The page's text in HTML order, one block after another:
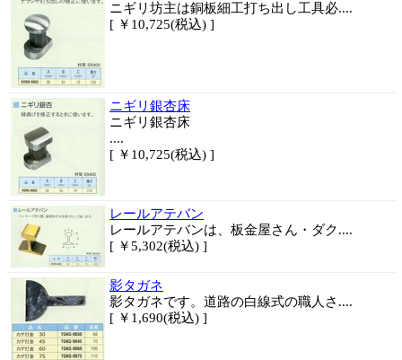
ニギリ坊主は銅板細工打ち出し工具必....
[ ￥10,725(税込) ]
ニギリ銀杏床
ニギリ銀杏床
....
[ ￥10,725(税込) ]
レールアテバン
レールアテバンは、板金屋さん・ダク....
[ ￥5,302(税込) ]
影タガネ
影タガネです。道路の白線式の職人さ....
[ ￥1,690(税込) ]